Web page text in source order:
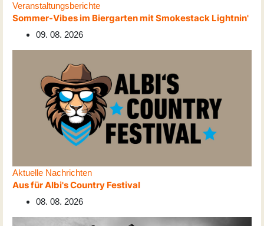
Veranstaltungsberichte
Sommer-Vibes im Biergarten mit Smokestack Lightnin'
09. 08. 2026
Aktuelle Nachrichten
Aus für Albi's Country Festival
08. 08. 2026